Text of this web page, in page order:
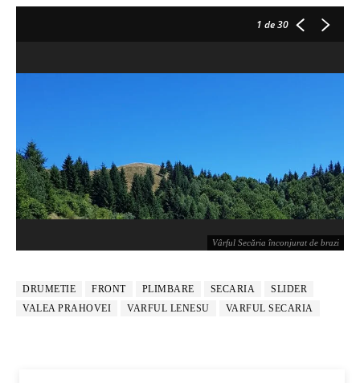
1 de 30
Vârful Secăria înconjurat de brazi
DRUMETIE FRONT PLIMBARE SECARIA
SLIDER
VALEA PRAHOVEI
VARFUL LENESU VARFUL SECARIA